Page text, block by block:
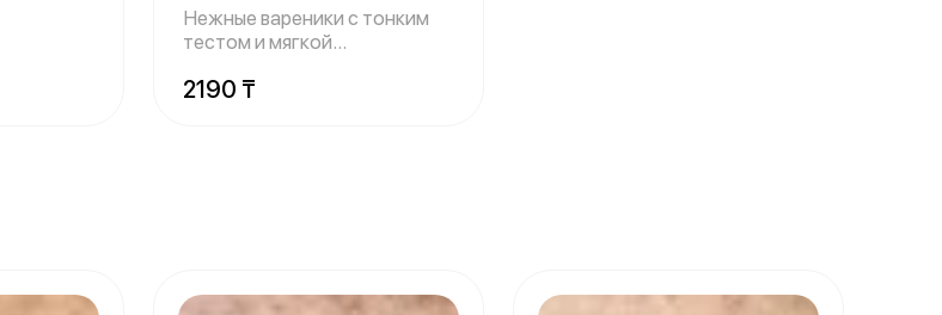
Нежные вареники с тонким
тестом и мягкой
2190 ₸